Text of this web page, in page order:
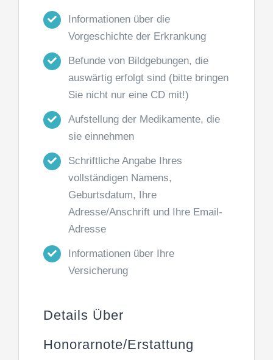
Informationen über die
Vorgeschichte der Erkrankung
Befunde von Bildgebungen, die
auswärtig erfolgt sind (bitte bringen
Sie nicht nur eine CD mit!)
Aufstellung der Medikamente, die
sie einnehmen
Schriftliche Angabe Ihres
vollständigen Namens,
Geburtsdatum, Ihre
Adresse/Anschrift und Ihre Email-
Adresse
Informationen über Ihre
Versicherung
Details Über
Honorarnote/Erstattung